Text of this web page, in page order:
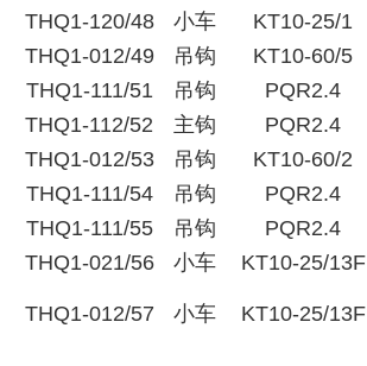
THQ1-120/48
小车 KT10-25/1
THQ1-012/49
吊钩
KT10-60/5
THQ1-111/51
吊钩
PQR2.4
THQ1-112/52
主钩 PQR2.4
THQ1-012/53
吊钩
KT10-60/2
THQ1-111/54
吊钩
PQR2.4
THQ1-111/55
吊钩
PQR2.4
THQ1-021/56
小车 KT10-25/13F
THQ1-012/57 小车 KT10-25/13F